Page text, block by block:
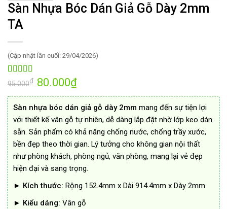
Sàn Nhựa Bóc Dán Giả Gỗ Dày 2mm
TA
(Cập nhật lần cuối: 29/04/2026)
5.00trên 5
dựa trên
44
đánh giá
95.000₫ Giá
gốc
là:
80.000₫Giá
tại
80.000₫.
Sàn nhựa bóc dán giả gỗ dày 2mm mang đến sự tiện lợi
với thiết kế vân gỗ tự nhiên, dễ dàng lắp đặt nhờ lớp keo dán
sẵn. Sản phẩm có khả năng chống nước, chống trầy xước,
bền đẹp theo thời gian. Lý tưởng cho không gian nội thất
như phòng khách, phòng ngủ, văn phòng, mang lại vẻ đẹp
hiện đại và sang trọng.
► Kích thước: Rộng 152.4mm x Dài 914.4mm x Dày 2mm
► Kiểu dáng: Vân gỗ